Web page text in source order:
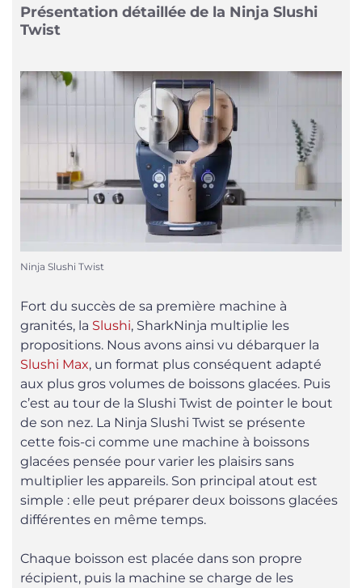
Présentation détaillée de la Ninja Slushi
Twist
Ninja Slushi Twist
Fort du succès de sa première machine à
granités, la Slushi, SharkNinja multiplie les
propositions. Nous avons ainsi vu débarquer la
Slushi Max, un format plus conséquent adapté
aux plus gros volumes de boissons glacées. Puis
c’est au tour de la Slushi Twist de pointer le bout
de son nez. La Ninja Slushi Twist se présente
cette fois-ci comme une machine à boissons
glacées pensée pour varier les plaisirs sans
multiplier les appareils. Son principal atout est
simple : elle peut préparer deux boissons glacées
différentes en même temps.
Chaque boisson est placée dans son propre
récipient, puis la machine se charge de les